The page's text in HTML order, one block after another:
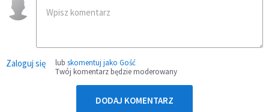
Zaloguj się lub skomentuj jako Gość
Twój komentarz będzie moderowany
DODAJ KOMENTARZ